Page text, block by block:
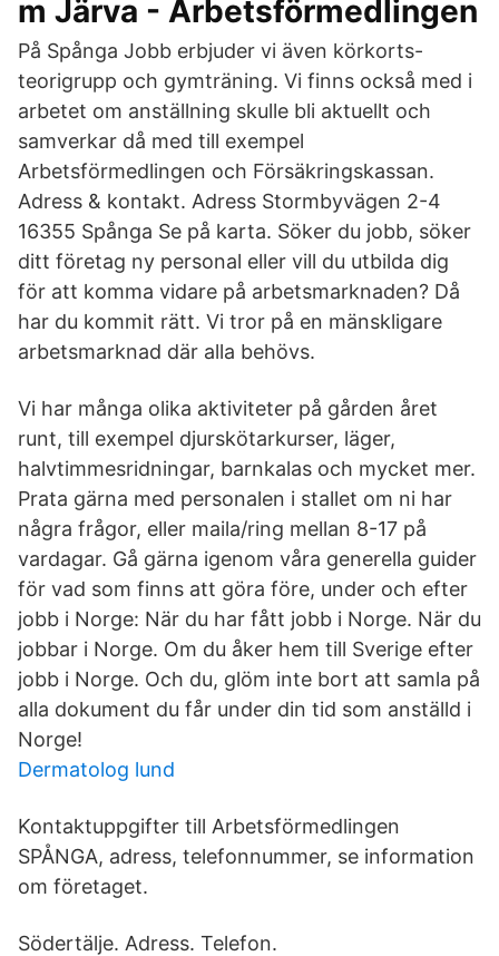
m Järva - Arbetsförmedlingen
På Spånga Jobb erbjuder vi även körkorts-
teorigrupp och gymträning. Vi finns också med i
arbetet om anställning skulle bli aktuellt och
samverkar då med till exempel
Arbetsförmedlingen och Försäkringskassan.
Adress & kontakt. Adress Stormbyvägen 2-4
16355 Spånga Se på karta. Söker du jobb, söker
ditt företag ny personal eller vill du utbilda dig
för att komma vidare på arbetsmarknaden? Då
har du kommit rätt. Vi tror på en mänskligare
arbetsmarknad där alla behövs.
Vi har många olika aktiviteter på gården året
runt, till exempel djurskötarkurser, läger,
halvtimmesridningar, barnkalas och mycket mer.
Prata gärna med personalen i stallet om ni har
några frågor, eller maila/ring mellan 8-17 på
vardagar. Gå gärna igenom våra generella guider
för vad som finns att göra före, under och efter
jobb i Norge: När du har fått jobb i Norge. När du
jobbar i Norge. Om du åker hem till Sverige efter
jobb i Norge. Och du, glöm inte bort att samla på
alla dokument du får under din tid som anställd i
Norge!
Dermatolog lund
Kontaktuppgifter till Arbetsförmedlingen
SPÅNGA, adress, telefonnummer, se information
om företaget.
Södertälje. Adress. Telefon.